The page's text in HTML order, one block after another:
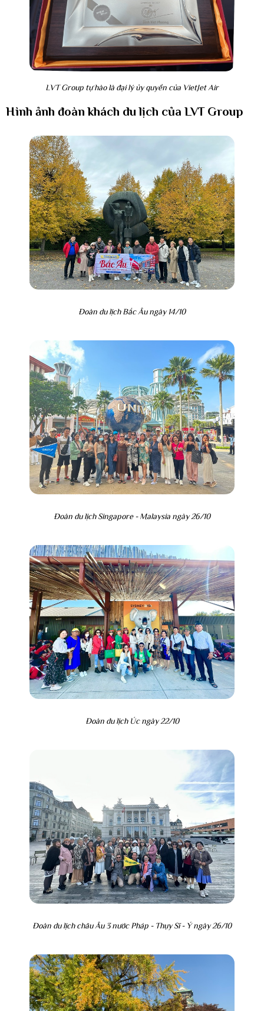
LVT Group tự hào là đại lý ủy quyền của VietJet Air
Hình ảnh đoàn khách du lịch của LVT Group
Đoàn du lịch Bắc Âu ngày 14/10
Đoàn du lịch Singapore - Malaysia ngày 26/10
Đoàn du lịch Úc ngày 22/10
Đoàn du lịch châu Âu 3 nước Pháp - Thụy Sĩ - Ý ngày 26/10